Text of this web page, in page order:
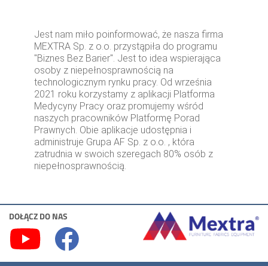
Jest nam miło poinformować, że nasza firma
MEXTRA Sp. z o.o. przystąpiła do programu
"Biznes Bez Barier". Jest to idea wspierająca
osoby z niepełnosprawnością na
technologicznym rynku pracy. Od września
2021 roku korzystamy z aplikacji Platforma
Medycyny Pracy oraz promujemy wśród
naszych pracowników Platformę Porad
Prawnych. Obie aplikacje udostępnia i
administruje Grupa AF Sp. z o.o. , która
zatrudnia w swoich szeregach 80% osób z
niepełnosprawnością.
DOŁĄCZ DO NAS